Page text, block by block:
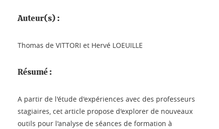
Auteur(s) :
Thomas de VITTORI et Hervé LOEUILLE
Résumé :
A partir de l'étude d'expériences avec des professeurs
stagiaires, cet article propose d'explorer de nouveaux
outils pour l'analyse de séances de formation à